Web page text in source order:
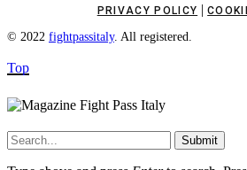
PRIVACY POLICY |
© 2022 fightpassitaly. All registered.
Top
Submit